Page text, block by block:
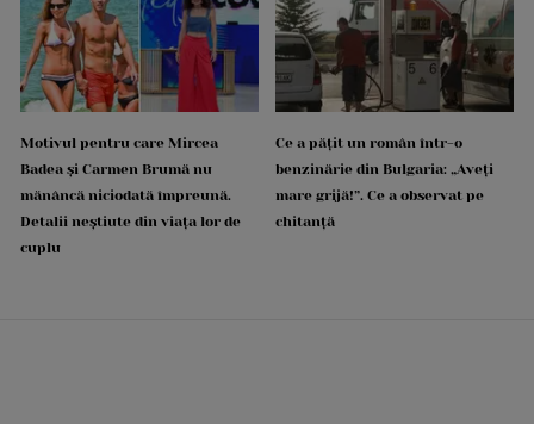
Motivul pentru care Mircea
Badea și Carmen Brumă nu
mănâncă niciodată împreună.
Detalii neștiute din viața lor de
cuplu
Ce a pățit un român într-o
benzinărie din Bulgaria: „Aveți
mare grijă!”. Ce a observat pe
chitanță